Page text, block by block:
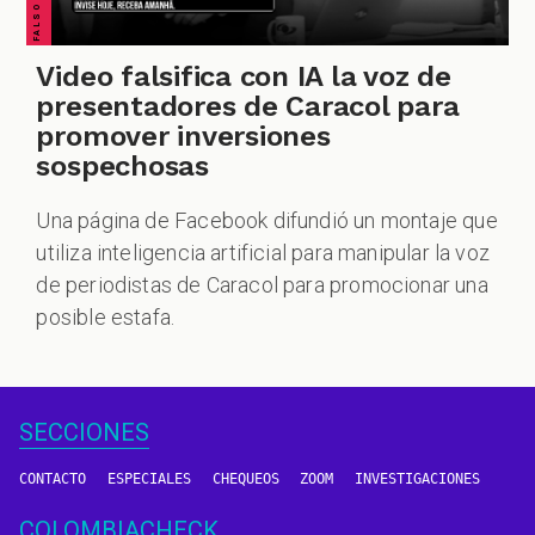
Video falsifica con IA la voz de
presentadores de Caracol para
promover inversiones
sospechosas
Una página de Facebook difundió un montaje que
utiliza inteligencia artificial para manipular la voz
de periodistas de Caracol para promocionar una
posible estafa.
SECCIONES
CONTACTO ESPECIALES CHEQUEOS ZOOM INVESTIGACIONES